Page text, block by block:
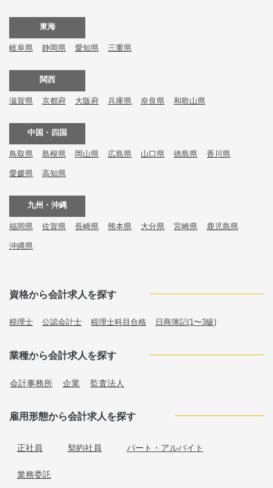
東海
岐阜県 静岡県 愛知県 三重県
関西
滋賀県 京都府 大阪府 兵庫県 奈良県 和歌山県
中国・四国
鳥取県 島根県 岡山県 広島県 山口県 徳島県 香川県
愛媛県 高知県
九州・沖縄
福岡県 佐賀県 長崎県 熊本県 大分県 宮崎県 鹿児島県
沖縄県
資格から会計求人を探す
税理士 公認会計士 税理士科目合格 日商簿記(1〜3級)
業種から会計求人を探す
会計事務所 企業 監査法人
雇用形態から会計求人を探す
正社員 契約社員 パート・アルバイト
業務委託